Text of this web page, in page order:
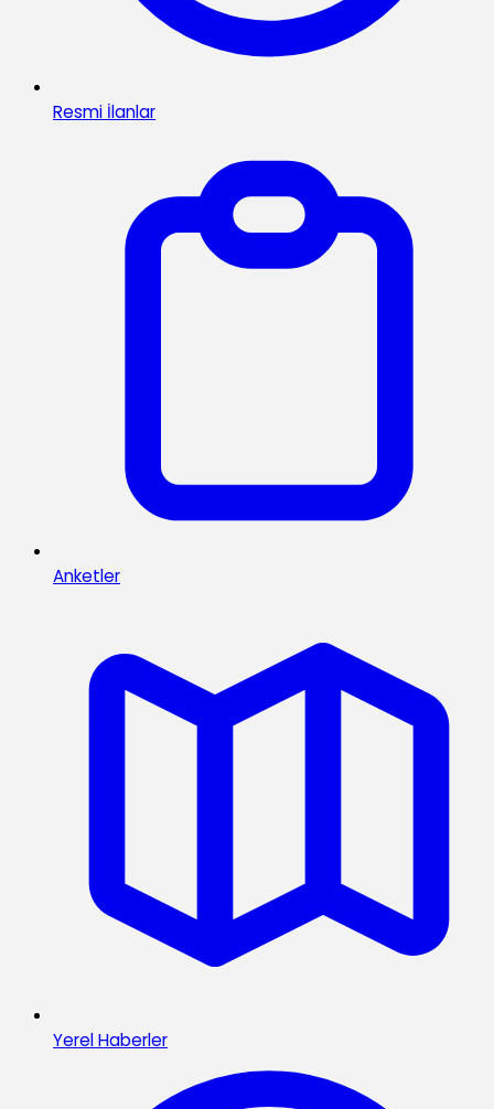
Resmi İlanlar
Anketler
Yerel Haberler